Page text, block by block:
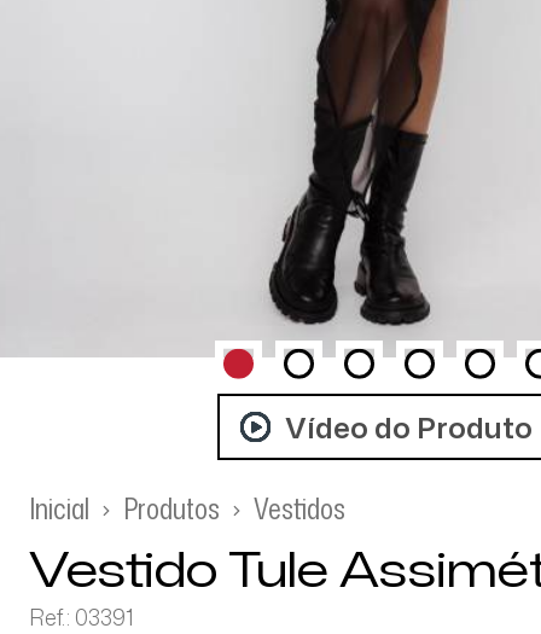
Vídeo do Produto
Inicial
Produtos Vestidos
Vestido Tule
Ref.: 03391